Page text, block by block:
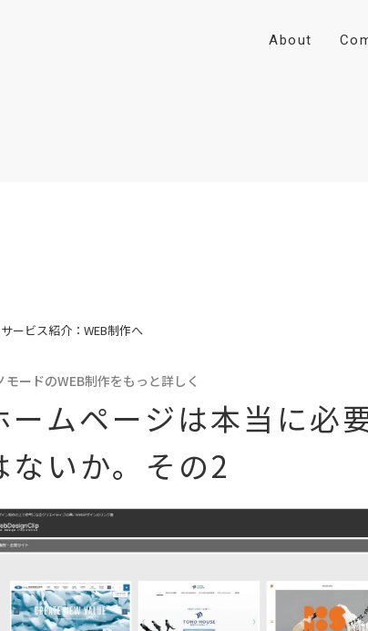
About Co
サービス紹介：WEB制作へ
モードのWEB制作をもっと詳しく
ームページは本当に必
ないか。その2